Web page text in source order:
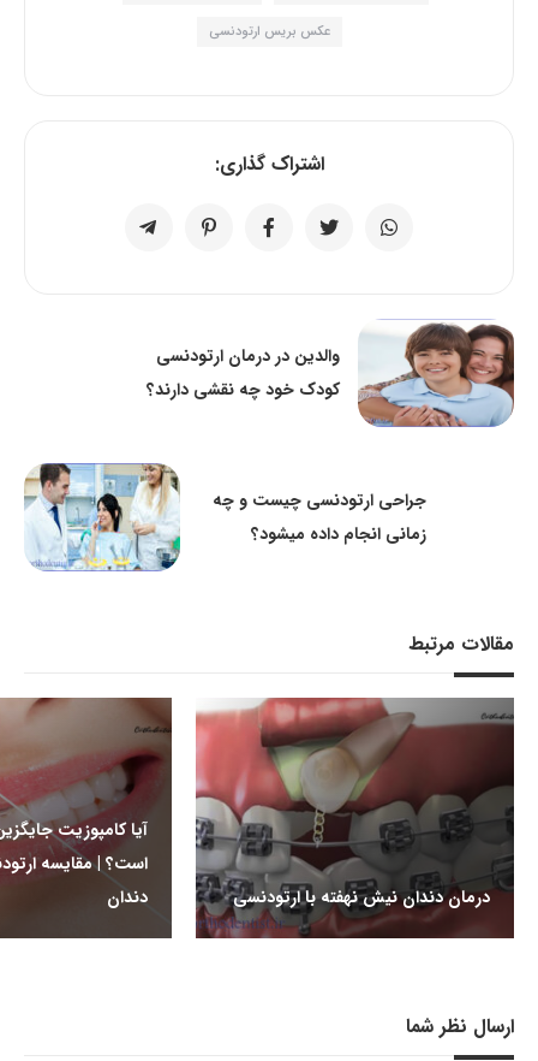
عکس بریس ارتودنسی
اشتراک گذاری:
والدین در درمان ارتودنسی
کودک خود چه نقشی دارند؟
جراحی ارتودنسی چیست و چه
زمانی انجام داده میشود؟
مقالات مرتبط
درمان دندان نیش نهفته با ارتودنسی
آیا کامپوزیت
است؟ | مقایسه
دندان
ارسال نظر شما